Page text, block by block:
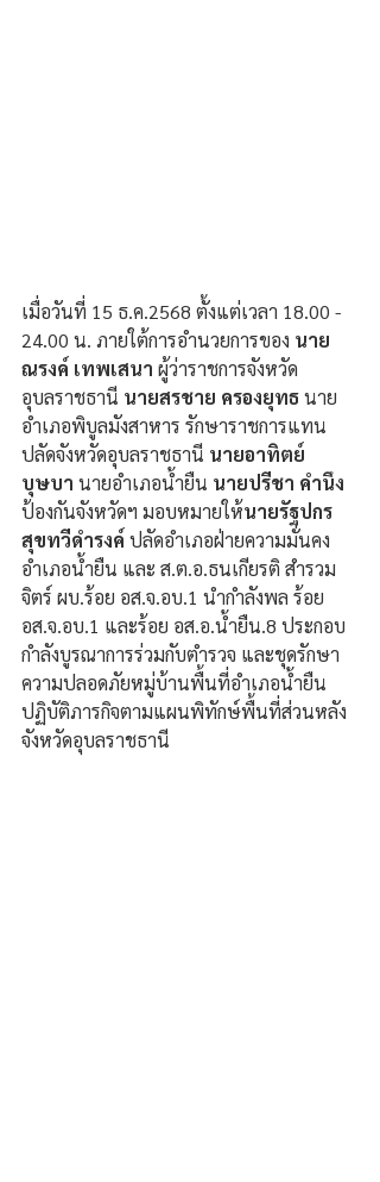
เมื่อวันที่ 15 ธ.ค.2568 ตั้งแต่เวลา 18.00 -
24.00 น. ภายใต้การอำนวยการของ นาย
ณรงค์ เทพเสนา ผู้ว่าราชการจังหวัด
อุบลราชธานี นายสรชาย ครองยุทธ นาย
อำเภอพิบูลมังสาหาร รักษาราชการแทน
ปลัดจังหวัดอุบลราชธานี นายอาทิตย์
บุษบา นายอำเภอน้ำยืน นายปรีชา คำนึง
ป้องกันจังหวัดฯ มอบหมายให้นายรัฐปกร
สุขทวีดำรงค์ ปลัดอำเภอฝ่ายความมั่นคง
อำเภอน้ำยืน และ ส.ต.อ.ธนเกียรติ สำรวม
จิตร์ ผบ.ร้อย อส.จ.อบ.1 นำกำลังพล ร้อย
อส.จ.อบ.1 และร้อย อส.อ.น้ำยืน.8 ประกอบ
กำลังบูรณาการร่วมกับตำรวจ และชุดรักษา
ความปลอดภัยหมู่บ้านพื้นที่อำเภอน้ำยืน
ปฏิบัติภารกิจตามแผนพิทักษ์พื้นที่ส่วนหลัง
จังหวัดอุบลราชธานี